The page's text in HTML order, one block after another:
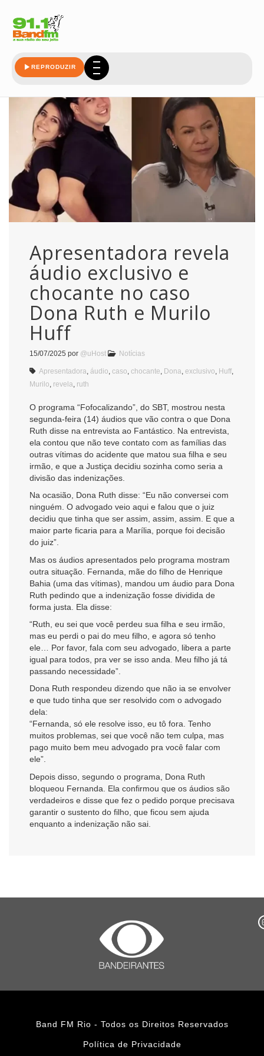
REPRODUZIR
Apresentadora revela
áudio exclusivo e
chocante no caso
Dona Ruth e Murilo
Huff
15/07/2025 por @uHost Notícias
Apresentadora áudio caso chocante Dona exclusivo Huff
Murilo revela ruth
O programa “Fofocalizando”, do SBT, mostrou nesta
segunda-feira (14) áudios que vão contra o que Dona
Ruth disse na entrevista ao Fantástico. Na entrevista,
ela contou que não teve contato com as famílias das
outras vítimas do acidente que matou sua filha e seu
irmão, e que a Justiça decidiu sozinha como seria a
divisão das indenizações.
Na ocasião, Dona Ruth disse: “Eu não conversei com
ninguém. O advogado veio aqui e falou que o juiz
decidiu que tinha que ser assim, assim, assim. E que a
maior parte ficaria para a Marília, porque foi decisão
do juiz”.
Mas os áudios apresentados pelo programa mostram
outra situação. Fernanda, mãe do filho de Henrique
Bahia (uma das vítimas), mandou um áudio para Dona
Ruth pedindo que a indenização fosse dividida de
forma justa. Ela disse:
“Ruth, eu sei que você perdeu sua filha e seu irmão,
mas eu perdi o pai do meu filho, e agora só tenho
ele… Por favor, fala com seu advogado, libera a parte
igual para todos, pra ver se isso anda. Meu filho já tá
passando necessidade”.
Dona Ruth respondeu dizendo que não ia se envolver
e que tudo tinha que ser resolvido com o advogado
dela:
“Fernanda, só ele resolve isso, eu tô fora. Tenho
muitos problemas, sei que você não tem culpa, mas
pago muito bem meu advogado pra você falar com
ele”.
Depois disso, segundo o programa, Dona Ruth
bloqueou Fernanda. Ela confirmou que os áudios são
verdadeiros e disse que fez o pedido porque precisava
garantir o sustento do filho, que ficou sem ajuda
enquanto a indenização não sai.
Band FM Rio - Todos os Direitos Reservados
Política de Privacidade